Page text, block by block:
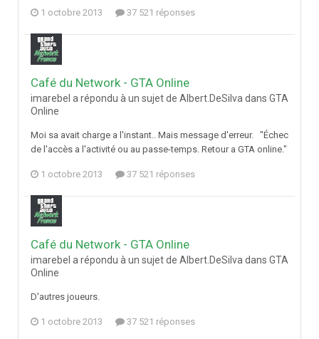
1 octobre 2013 37 521 réponses
Café du Network - GTA Online
imarebel a répondu à un sujet de Albert.DeSilva dans GTA
Online
Moi sa avait charge a l'instant.. Mais message d'erreur. "Échec
de l'accès a l'activité ou au passe-temps. Retour a GTA online."
1 octobre 2013 37 521 réponses
Café du Network - GTA Online
imarebel a répondu à un sujet de Albert.DeSilva dans GTA
Online
D'autres joueurs.
1 octobre 2013 37 521 réponses